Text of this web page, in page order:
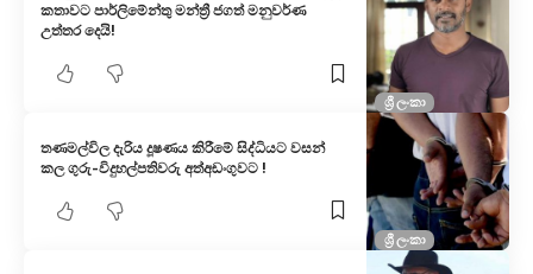
ශ්‍රී ලංකා
කතාවට පාර්ලිමේන්තු මන්ත්‍රී ජගත් මනුවර්ණ
උත්තර දෙයි!
ශ්‍රී ලංකා
තණමල්විල දැරිය දූෂණය කිරීමේ සිද්ධියට වසන්
කල ගුරු-විදුහල්පතිවරු අත්අඩංගුවට !